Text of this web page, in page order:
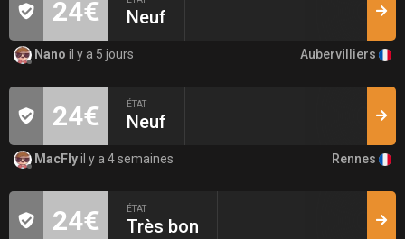
24€ Neuf
Nano il y a 5 jours Aubervilliers
24€ ÉTAT
Neuf
MacFlyil y a 4 semaines Rennes
24€ ÉTAT
Très bon